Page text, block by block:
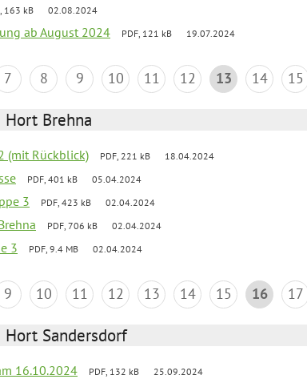
163 kB 02.08.2024
ab August 2024 PDF, 121 kB 19.07.2024
7 8 9 10 11 12 13 14 15
Brehna
(mit Rückblick) PDF, 221 kB 18.04.2024
PDF, 401 kB 05.04.2024
3 PDF, 423 kB 02.04.2024
PDF, 706 kB 02.04.2024
3 PDF, 9.4 MB 02.04.2024
9 10 11 12 13 14 15 16 17
Sandersdorf
16.10.2024 PDF, 132 kB 25.09.2024